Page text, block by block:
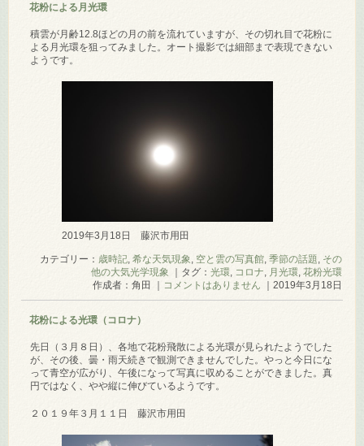
花粉による月光環
積雲が月齢12.8ほどの月の前を流れていますが、その切れ目で花粉に
よる月光環を狙ってみました。オート撮影では細部まで表現できない
ようです。
2019年3月18日 藤沢市用田
カテゴリー： 歳時記, 希な天気現象, 空と雲の写真館, 季節の話題, その
他の大気光学現象 ｜タグ： 光環, コロナ, 月光環, 花粉光環
作成者：角田 ｜
コメントはありません ｜2019年3月18日
花粉による光環（コロナ）
先日（３月８日）、各地で花粉飛散による光環が見られたようでした
が、その後、曇・雨天続きで観測できませんでした。やっと今日にな
って青空が広がり、午後になって写真に収めることができました。真
円ではなく、やや縦に伸びているようです。
２０１９年３月１１日 藤沢市用田